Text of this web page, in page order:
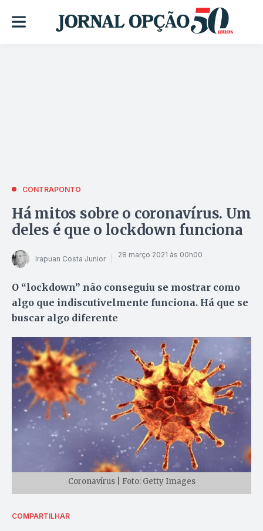
CONTRAPONTO
Há mitos sobre o coronavírus. Um
deles é que o lockdown funciona
Irapuan Costa Junior 28 março 2021 às 00h00
O “lockdown” não conseguiu se mostrar como
algo que indiscutivelmente funciona. Há que se
buscar algo diferente
Coronavírus | Foto: Getty Images
COMPARTILHAR